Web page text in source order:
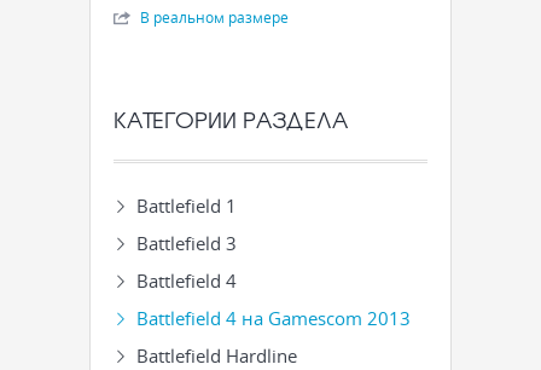
В реальном размере
КАТЕГОРИИ РАЗДЕЛА
Battlefield 1
Battlefield 3
Battlefield 4
Battlefield 4 на Gamescom 2013
Battlefield Hardline